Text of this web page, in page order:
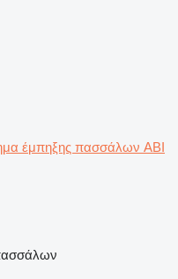
έμπηξης πασσάλων ABI